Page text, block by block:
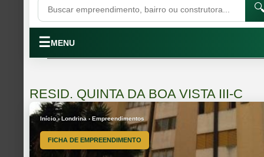
☰MENU
RESID. QUINTA DA BOA VISTA III-C
Início › Londrina › Empreendimentos
FICHA DE EMPREENDIMENTO